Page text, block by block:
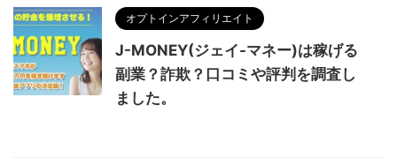
オプトインアフィリエイト
J-MONEY(ジェイ-マネー)は稼げる
副業？詐欺？口コミや評判を調査し
ました。